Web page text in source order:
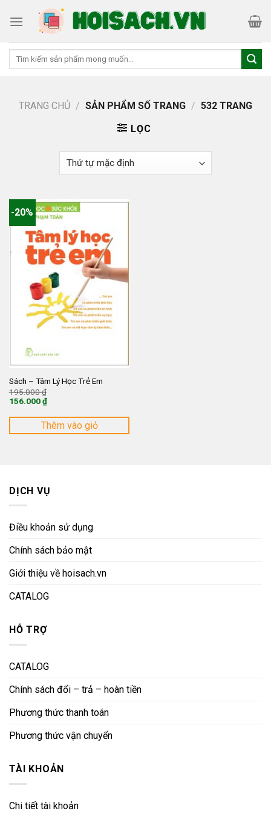
Tìm
TRANG CHỦ / SẢN PHẨM SỐ TRANG / 532 TRANG
LỌC
-20%
Sách – Tâm Lý Học Trẻ Em
195.000₫
195.000 ₫.
156.000₫
hiện
là:
Thêm vào giỏ
DỊCH VỤ
Điều khoản sử dụng
Chính sách bảo mật
Giới thiệu về hoisach.vn
CATALOG
HỖ TRỢ
CATALOG
Chính sách đổi – trả – hoàn tiền
Phương thức thanh toán
Phương thức vận chuyển
TÀI KHOẢN
Chi tiết tài khoản